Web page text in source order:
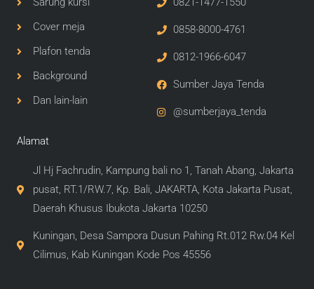
Cover meja
Plafon tenda
Background
Dan lain-lain
0858-8000-4761
0812-1966-6047
Sumber Jaya Tenda
@sumberjaya_tenda
Alamat
Jl Hj Fachrudin, Kampung bali no 1, Tanah Abang, Jakarta
pusat, RT.1/RW.7, Kp. Bali, JAKARTA, Kota Jakarta Pusat,
Daerah Khusus Ibukota Jakarta 10250
Kuningan, Desa Sampora Dusun Pahing Rt.012 Rw.04 Kel
Cilimus, Kab Kuningan Kode Pos 45556